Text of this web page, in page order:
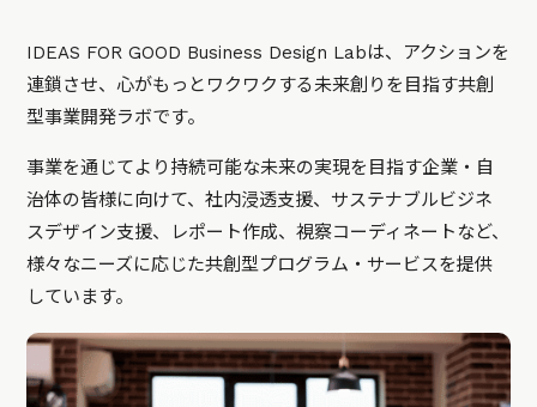
IDEAS FOR GOOD Business Design Labは、アクションを
連鎖させ、心がもっとワクワクする未来創りを目指す共創
型事業開発ラボです。
事業を通じてより持続可能な未来の実現を目指す企業・自
治体の皆様に向けて、社内浸透支援、サステナブルビジネ
スデザイン支援、レポート作成、視察コーディネートなど、
様々なニーズに応じた共創型プログラム・サービスを提供
しています。